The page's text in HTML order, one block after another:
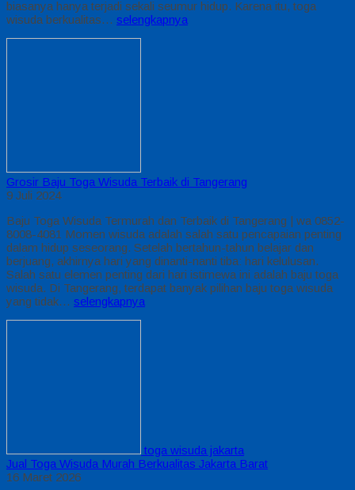
biasanya hanya terjadi sekali seumur hidup. Karena itu, toga
wisuda berkualitas… selengkapnya
Grosir Baju Toga Wisuda Terbaik di Tangerang
9 Juli 2024
Baju Toga Wisuda Termurah dan Terbaik di Tangerang | wa 0852-
8008-4081 Momen wisuda adalah salah satu pencapaian penting
dalam hidup seseorang. Setelah bertahun-tahun belajar dan
berjuang, akhirnya hari yang dinanti-nanti tiba: hari kelulusan.
Salah satu elemen penting dari hari istimewa ini adalah baju toga
wisuda. Di Tangerang, terdapat banyak pilihan baju toga wisuda
yang tidak… selengkapnya
toga wisuda jakarta
Jual Toga Wisuda Murah Berkualitas Jakarta Barat
16 Maret 2026